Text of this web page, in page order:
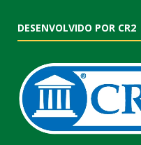
DESENVOLVIDO POR CR2